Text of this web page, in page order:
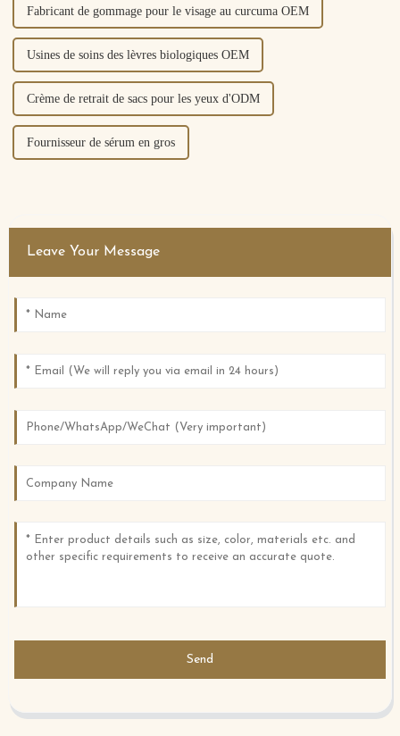
Fabricant de gommage pour le visage au curcuma OEM
Usines de soins des lèvres biologiques OEM
Crème de retrait de sacs pour les yeux d'ODM
Fournisseur de sérum en gros
Leave Your Message
Send